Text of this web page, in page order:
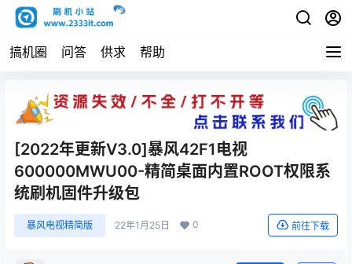
搞机圈 问答 供求 帮助
[2022年更新V3.0]暴风42F1电视
600000MWU00-精简桌面内置ROOT权限系
统刷机固件升级包
暴风电视精简版 22年1月25日 0 前往下载